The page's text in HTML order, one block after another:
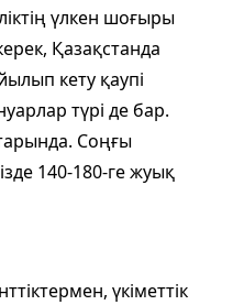
үлкен шоғыры
Қазақстанда
кету қаупі
түрі де бар.
Соңғы
140-180-ге жуық
үкіметтік